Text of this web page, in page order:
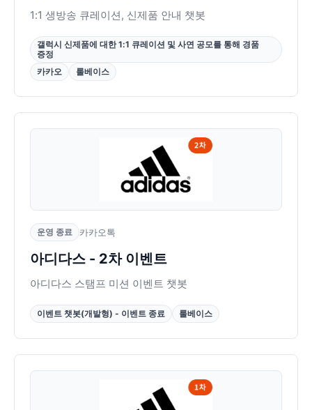
1:1 생방송 큐레이션, 신제품 안내 챗봇
갤럭시 신제품에 대한 1:1 큐레이션 및 사연 공모를 통해 경품
증정
카카오
룰베이스
운영 종료 카카오톡
아디다스 - 2차 이벤트
아디다스 스탬프 미션 이벤트 챗봇
이벤트 챗봇(개발형) - 이벤트 종료 룰베이스